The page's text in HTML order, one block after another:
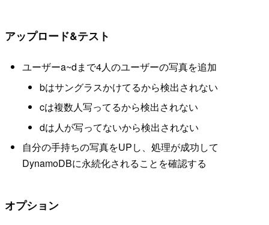
アップロード&テスト
ユーザーa~dまで4人のユーザーの写真を追加
bはサングラスかけてるから検出されない
cは複数人写ってるから検出されない
dは人が写ってないから検出されない
自分の手持ちの写真をUPし、処理が成功して
DynamoDBに永続化されることを確認する
オプション